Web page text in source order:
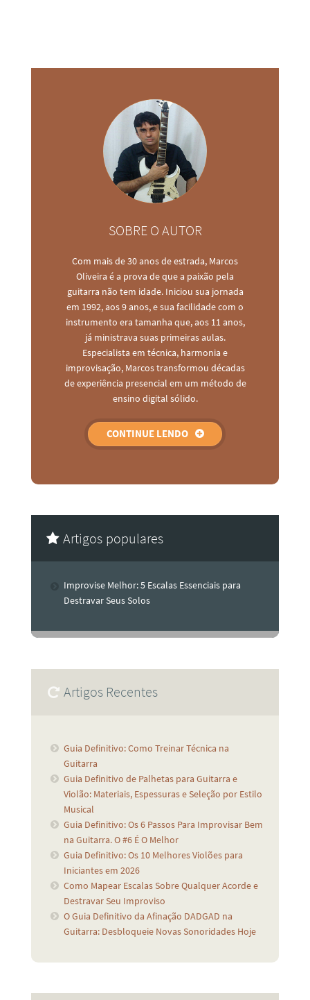
SOBRE O AUTOR
Com mais de 30 anos de estrada, Marcos
Oliveira é a prova de que a paixão pela
guitarra não tem idade. Iniciou sua jornada
em 1992, aos 9 anos, e sua facilidade com o
instrumento era tamanha que, aos 11 anos,
já ministrava suas primeiras aulas.
Especialista em técnica, harmonia e
improvisação, Marcos transformou décadas
de experiência presencial em um método de
ensino digital sólido.
CONTINUE LENDO
Artigos populares
Improvise Melhor: 5 Escalas Essenciais para
Destravar Seus Solos
Artigos Recentes
Guia Definitivo: Como Treinar Técnica na
Guitarra
Guia Definitivo de Palhetas para Guitarra e
Violão: Materiais, Espessuras e Seleção por Estilo
Musical
Guia Definitivo: Os 6 Passos Para Improvisar Bem
na Guitarra. O #6 É O Melhor
Guia Definitivo: Os 10 Melhores Violões para
Iniciantes em 2026
Como Mapear Escalas Sobre Qualquer Acorde e
Destravar Seu Improviso
O Guia Definitivo da Afinação DADGAD na
Guitarra: Desbloqueie Novas Sonoridades Hoje